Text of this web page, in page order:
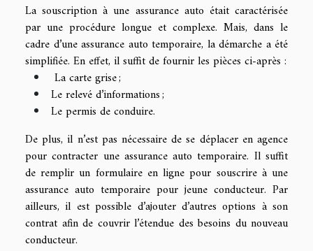
La souscription à une assurance auto était caractérisée
par une procédure longue et complexe. Mais, dans le
cadre d’une assurance auto temporaire, la démarche a été
simplifiée. En effet, il suffit de fournir les pièces ci-après :
La carte grise ;
Le relevé d’informations ;
Le permis de conduire.
De plus, il n’est pas nécessaire de se déplacer en agence
pour contracter une assurance auto temporaire. Il suffit
de remplir un formulaire en ligne pour souscrire à une
assurance auto temporaire pour jeune conducteur. Par
ailleurs, il est possible d’ajouter d’autres options à son
contrat afin de couvrir l’étendue des besoins du nouveau
conducteur.